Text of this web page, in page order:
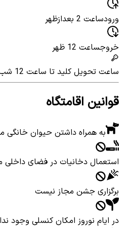
ورودساعت 2 بعدازظهر
خروجساعت 12 ظهر
ساعت تحویل کلید تا ساعت 12 شب
قوانین اقامتگاه
به همراه داشتن حیوان خانگی
استعمال دخانیات در فضای
برگزاری جشن مجاز نیست
در ایام نوروز امکان کنسلی وجود